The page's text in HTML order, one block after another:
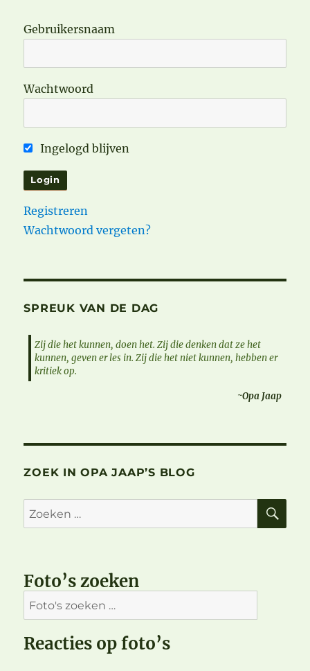
Gebruikersnaam
Wachtwoord
Ingelogd blijven
Registreren
Wachtwoord vergeten?
SPREUK VAN DE DAG
Zij die het kunnen, doen het. Zij die denken dat ze het
kunnen, geven er les in. Zij die het niet kunnen, hebben er
kritiek op.
~Opa Jaap
ZOEK IN OPA JAAP’S BLOG
Zoeken
naar:
Foto’s zoeken
Reacties op foto’s